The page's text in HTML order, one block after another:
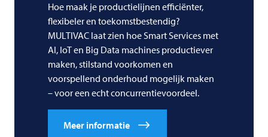
Hoe maak je productielijnen efficiënter,
flexibeler en toekomstbestendig?
MULTIVAC laat zien hoe Smart Services met
AI, IoT en Big Data machines productiever
maken, stilstand voorkomen en
voorspellend onderhoud mogelijk maken
– voor een echt concurrentievoordeel.
Meer informatie